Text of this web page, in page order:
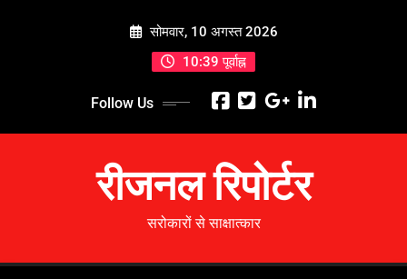
सोमवार, 10 अगस्त 2026
10:39 पूर्वाह्न
Follow Us
रीजनल रिपोर्टर
सरोकारों से साक्षात्कार